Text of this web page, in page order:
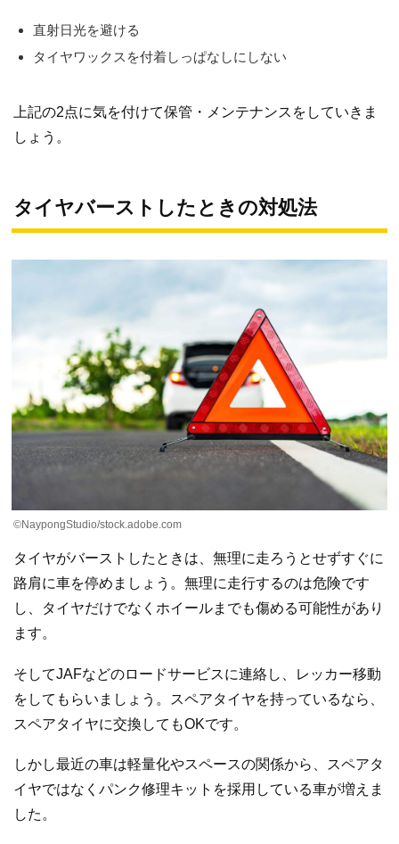
直射日光を避ける
タイヤワックスを付着しっぱなしにしない
上記の2点に気を付けて保管・メンテナンスをしていきま
しょう。
タイヤバーストしたときの対処法
©NaypongStudio/stock.adobe.com
タイヤがバーストしたときは、無理に走ろうとせずすぐに
路肩に車を停めましょう。無理に走行するのは危険です
し、タイヤだけでなくホイールまでも傷める可能性があり
ます。
そしてJAFなどのロードサービスに連絡し、レッカー移動
をしてもらいましょう。スペアタイヤを持っているなら、
スペアタイヤに交換してもOKです。
しかし最近の車は軽量化やスペースの関係から、スペアタ
イヤではなくパンク修理キットを採用している車が増えま
した。